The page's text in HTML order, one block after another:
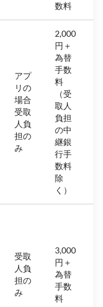
数料
アプ
リの
場合
受取
人負
担の
み
2,000
円＋
為替
手数
料
（受
取人
負担
の中
継銀
行手
数料
除
く）
受取
人負
担の
み
3,000
円＋
為替
手数
料